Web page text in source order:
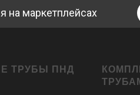
на маркетплейсах
ТРУБЫ ПНД